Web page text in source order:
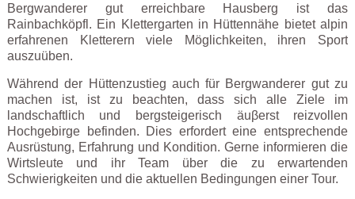
Bergwanderer gut erreichbare Hausberg ist das
Rainbachköpfl. Ein Klettergarten in Hüttennähe bietet alpin
erfahrenen Kletterern viele Möglichkeiten, ihren Sport
auszuüben.
Während der Hüttenzustieg auch für Bergwanderer gut zu
machen ist, ist zu beachten, dass sich alle Ziele im
landschaftlich und bergsteigerisch äuβerst reizvollen
Hochgebirge befinden. Dies erfordert eine entsprechende
Ausrüstung, Erfahrung und Kondition. Gerne informieren die
Wirtsleute und ihr Team über die zu erwartenden
Schwierigkeiten und die aktuellen Bedingungen einer Tour.